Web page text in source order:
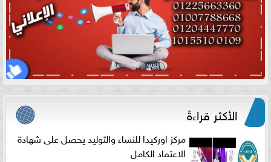
الأكثر قراءةً
مركز اوركيدا للنساء والتوليد يحصل على شهادة
الاعتماد الكامل